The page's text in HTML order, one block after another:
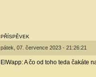
PŘÍSPĚVEK
pátek, 07. července 2023 - 21:26:21
ElWapp: A čo od toho teda čakáte